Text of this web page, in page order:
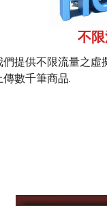
不
們提供不限流量之虛
傳數千筆商品.